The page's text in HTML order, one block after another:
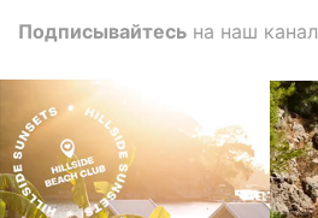
Подписывайтесьна наш канал